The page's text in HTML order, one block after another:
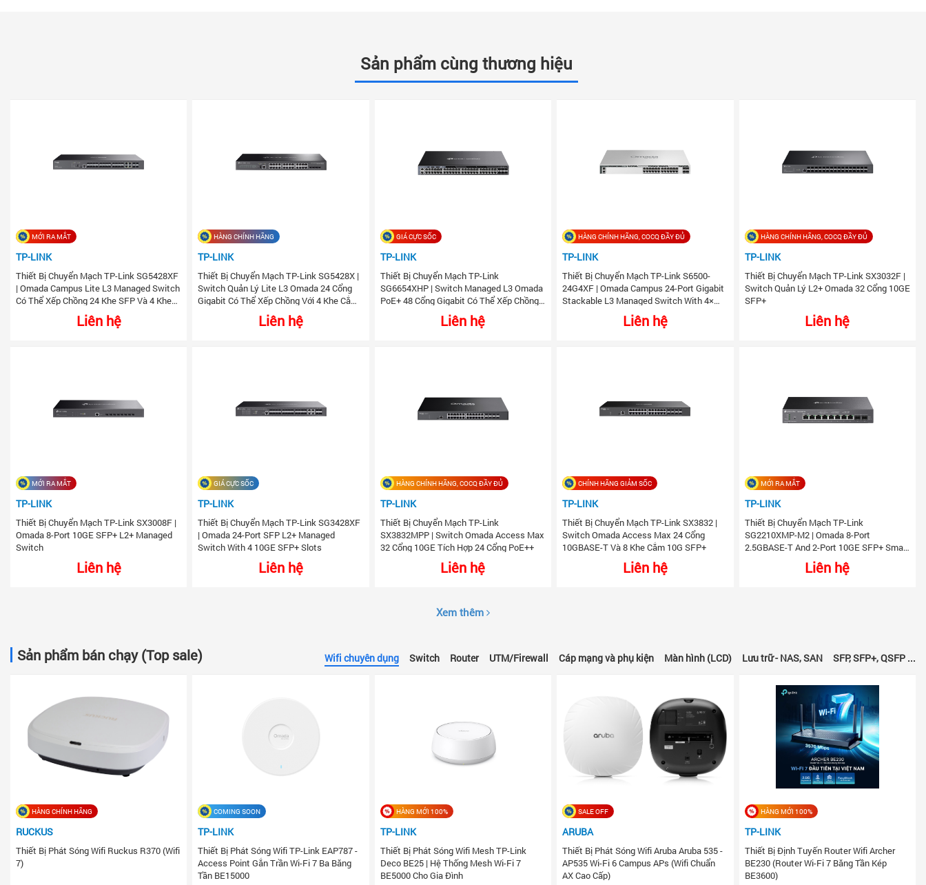
Sản phẩm cùng thương hiệu
MỚI RA MẮT
TP-LINK
Thiết Bị Chuyển Mạch TP-Link SG5428XF
| Omada Campus Lite L3 Managed Switch
Có Thể Xếp Chồng 24 Khe SFP Và 4 Khe
Liên hệ
HÀNG CHÍNH HÃNG
TP-LINK
Thiết Bị Chuyển Mạch TP-Link SG5428X |
Switch Quản Lý Lite L3 Omada 24 Cổng
Gigabit Có Thể Xếp Chồng Với 4 Khe Cắm
Liên hệ
GIÁ CỰC SỐC
TP-LINK
Thiết Bị Chuyển Mạch TP-Link
SG6654XHP | Switch Managed L3 Omada
PoE+ 48 Cổng Gigabit Có Thể Xếp Chồng
Với 6 Khe Cắm 10GLiên hệ
HÀNG CHÍNH HÃNG, COCQ ĐẦY ĐỦ
TP-LINK
Thiết Bị Chuyển Mạch TP-Link S6500-
24G4XF | Omada Campus 24-Port Gigabit
Stackable L3 Managed Switch With 4×
Liên hệ
HÀNG CHÍNH HÃNG, COCQ ĐẦY ĐỦ
TP-LINK
Thiết Bị Chuyển Mạch TP-Link SX3032F |
Switch Quản Lý L2+ Omada 32 Cổng 10GE
SFP+
Liên hệ
MỚI RA MẮT
TP-LINK
Thiết Bị Chuyển Mạch TP-Link SX3008F |
Omada 8-Port 10GE SFP+ L2+ Managed
Switch
Liên hệ
GIÁ CỰC SỐC
TP-LINK
Thiết Bị Chuyển Mạch TP-Link SG3428XF
| Omada 24-Port SFP L2+ Managed
Switch With 4 10GE SFP+ Slots
Liên hệ
HÀNG CHÍNH HÃNG, COCQ ĐẦY ĐỦ
TP-LINK
Thiết Bị Chuyển Mạch TP-Link
SX3832MPP | Switch Omada Access Max
32 Cổng 10GE Tích Hợp 24 Cổng PoE++
Liên hệ
CHÍNH HÃNG GIẢM SỐC
TP-LINK
Thiết Bị Chuyển Mạch TP-Link SX3832 |
Switch Omada Access Max 24 Cổng
10GBASE-T Và 8 Khe Cắm 10G SFP+
Liên hệ
MỚI RA MẮT
TP-LINK
Thiết Bị Chuyển Mạch TP-Link
SG2210XMP-M2 | Omada 8-Port
2.5GBASE-T And 2-Port 10GE SFP+ Smart
Switch With 8-Port PoE+
Liên hệ
Xem thêm
Sản phẩm bán chạy (Top sale) Wifi chuyên dụng Switch Router UTM/Firewall Cáp mạng và phụ kiện Màn hình (LCD) Lưu trữ - NAS, SAN SFP, SFP+, QSFP ...
HÀNG CHÍNH HÃNG
RUCKUS
Thiết Bị Phát Sóng Wifi Ruckus R370 (Wifi
7)
COMING SOON
TP-LINK
Thiết Bị Phát Sóng Wifi TP-Link EAP787 -
Access Point Gắn Trần Wi-Fi 7 Ba Băng
Tần BE15000
HÀNG MỚI 100%
TP-LINK
Thiết Bị Phát Sóng Wifi Mesh TP-Link
Deco BE25 | Hệ Thống Mesh Wi-Fi 7
BE5000 Cho Gia Đình
SALE OFF
ARUBA
Thiết Bị Phát Sóng Wifi Aruba Aruba 535 -
AP535 Wi-Fi 6 Campus APs (Wifi Chuẩn
AX Cao Cấp)
HÀNG MỚI 100%
TP-LINK
Thiết Bị Định Tuyến Router Wifi Archer
BE230 (Router Wi-Fi 7 Băng Tần Kép
BE3600)